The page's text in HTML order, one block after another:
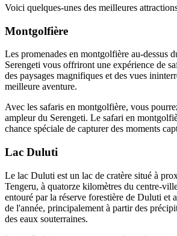
Voici quelques-unes des meilleures
Montgolfière
Les promenades en montgolfière au-dessus
Serengeti vous offriront une expérience de
des paysages magnifiques et des vues
meilleure aventure.
Avec les safaris en montgolfière, vous
ampleur du Serengeti. Le safari en
chance spéciale de capturer des moments
Lac Duluti
Le lac Duluti est un lac de cratère situé à
Tengeru, à quatorze kilomètres du centre-
entouré par la réserve forestière de Duluti et
de l'année, principalement à partir des
des eaux souterraines.